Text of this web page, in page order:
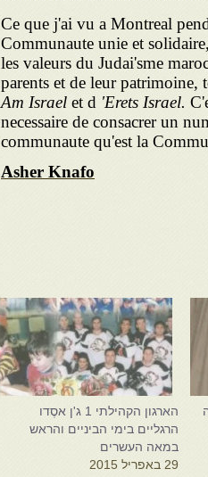
Ce que j'ai vu a Montreal
Communaute unie et
les valeurs du Judai'sme
parents et de leur patrimoine,
Am Israel et d 'Erets Israel.
necessaire de consacrer un
communaute qu'est la
Asher Knafo
הארגון הקהילתי 1 ג'ן אסֶדו
הרגליים בימי הביניים והראש
במאה העשרים
29 באפריל 2015